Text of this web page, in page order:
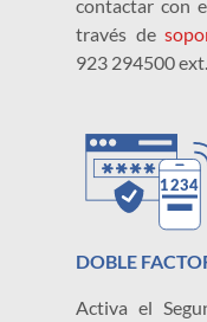
contactar con
través de
923 294500
DOBLE
Activa el